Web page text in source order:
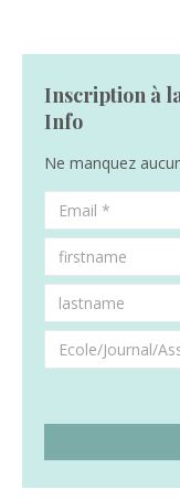
Inscription à
Info
Ne manquez